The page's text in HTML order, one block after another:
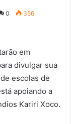
0 356
em
divulgar sua
escolas de
apoiando a
Kariri Xoco.